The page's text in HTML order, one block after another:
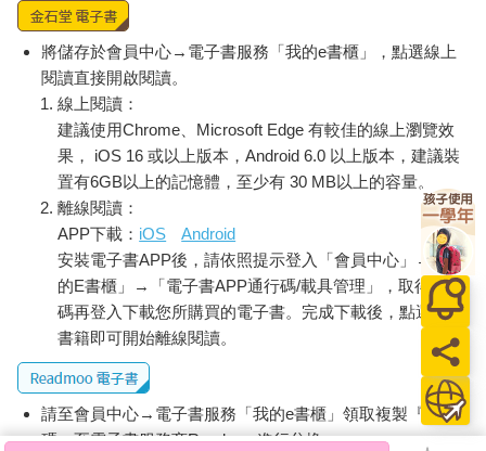
將儲存於會員中心→電子書服務「我的e書櫃」，點選線上
閱讀直接開啟閱讀。
線上閱讀：
建議使用Chrome、Microsoft Edge 有較佳的線上瀏覽效
果， iOS 16 或以上版本，Android 6.0 以上版本，建議裝
置有6GB以上的記憶體，至少有 30 MB以上的容量。
離線閱讀：
APP下載： iOS
Android
安裝電子書APP後，請依照提示登入「會員中心」→「我
的E書櫃」→「電子書APP通行碼/載具管理」，取得通行
碼再登入下載您所購買的電子書。完成下載後，點選任一
書籍即可開始離線閱讀。
請至會員中心→電子書服務「我的e書櫃」領取複製『兌換
碼』至電子書服務商Readmoo進行兌換。